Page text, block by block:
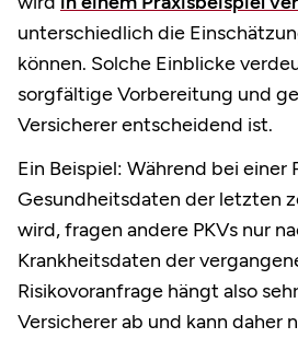
unterschiedlich die
können. Solche Einblicke
sorgfältige Vorbereitung und
Versicherer entscheidend ist.
Ein Beispiel: Während bei einer
Gesundheitsdaten der letzten
wird, fragen andere PKVs nur
Krankheitsdaten der
Risikovoranfrage hängt also
Versicherer ab und kann daher